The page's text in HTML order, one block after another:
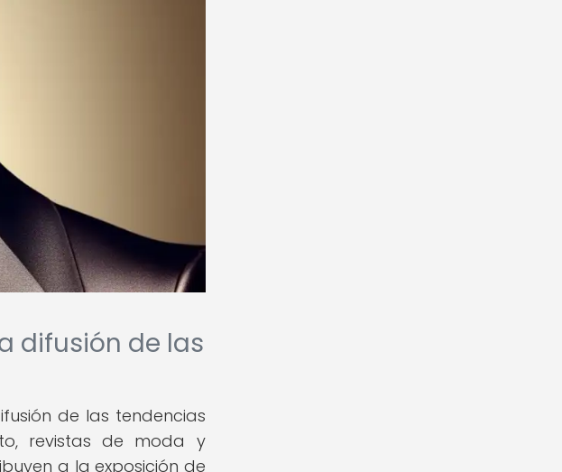
difusión de las
de las tendencias
revistas de moda y
a la exposición de